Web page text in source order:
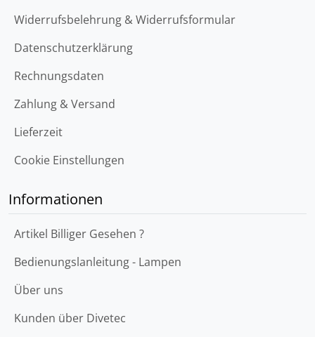
Widerrufsbelehrung & Widerrufsformular
Datenschutzerklärung
Rechnungsdaten
Zahlung & Versand
Lieferzeit
Cookie Einstellungen
Informationen
Artikel Billiger Gesehen ?
Bedienungslanleitung - Lampen
Über uns
Kunden über Divetec